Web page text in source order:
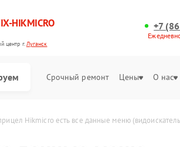
HIKMICRO
центр г.Луганск
+7
Срочный ремонт Цены О нас
Hikmicro есть все данные меню